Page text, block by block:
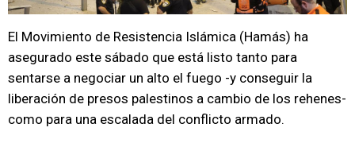
El Movimiento de Resistencia Islámica (Hamás) ha
asegurado este sábado que está listo tanto para
sentarse a negociar un alto el fuego -y conseguir la
liberación de presos palestinos a cambio de los rehenes-
como para una escalada del conflicto armado.